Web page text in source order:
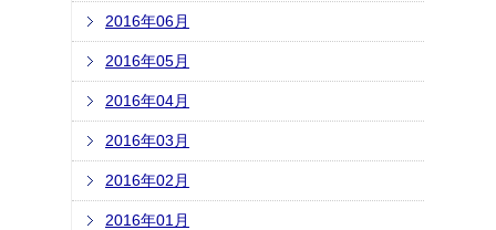
2016年06月
2016年05月
2016年04月
2016年03月
2016年02月
2016年01月